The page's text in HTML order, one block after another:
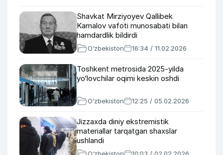
Shavkat Mirziyoyev Qallibek
Kamalov vafoti munosabati bilan
hamdardlik bildirdi
O‘zbekiston 16:34 / 11.02.2026
Toshkent metrosida 2025-yilda
yo‘lovchilar oqimi keskin oshdi
O‘zbekiston 12:25 / 05.02.2026
Jizzaxda diniy ekstremistik
materiallar tarqatgan shaxslar
ushlandi